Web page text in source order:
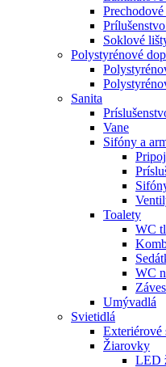
Soklové
Polystyrénové
Sanita
Vane
Sifóny a
Toalety
WC
WC
Umývadlá
Svietidlá
Exteriérové
Žiarovky
LED